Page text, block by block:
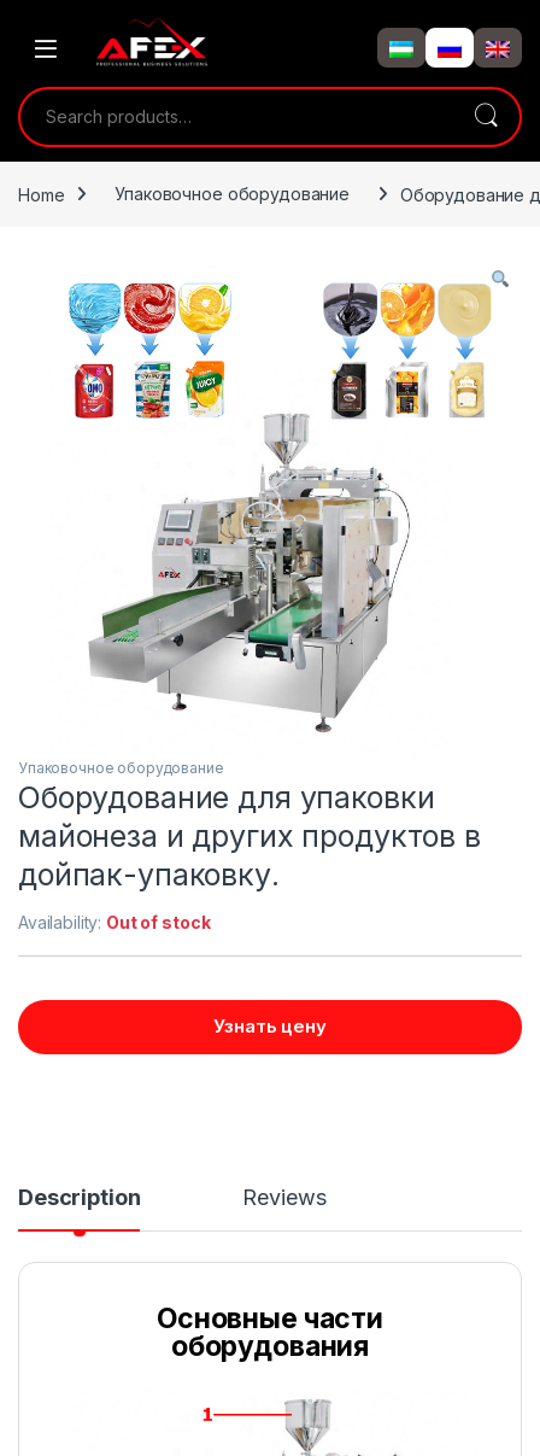
Search for:
Home Упаковочное оборудование Оборудование
Упаковочное оборудование
Оборудование для упаковки
майонеза и других продуктов в
дойпак-упаковку.
Availability: Out of stock
Узнать цену
Description Reviews
Основные части
оборудования